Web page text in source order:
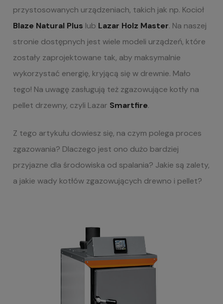
przystosowanych urządzeniach, takich jak np. Kocioł
Blaze Natural Plus lub Lazar Holz Master. Na naszej
stronie dostępnych jest wiele modeli urządzeń, które
zostały zaprojektowane tak, aby maksymalnie
wykorzystać energię, kryjącą się w drewnie. Mało
tego! Na uwagę zasługują też zgazowujące kotły na
pellet drzewny, czyli Lazar Smartfire.
Z tego artykułu dowiesz się, na czym polega proces
zgazowania? Dlaczego jest ono dużo bardziej
przyjazne dla środowiska od spalania? Jakie są zalety,
a jakie wady kotłów zgazowujących drewno i pellet?